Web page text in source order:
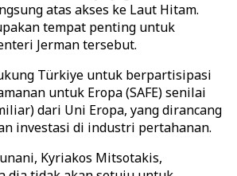
atas akses ke Laut Hitam.
tempat penting untuk
Jerman tersebut.
Türkiye untuk berpartisipasi
untuk Eropa (SAFE) senilai
dari Uni Eropa, yang dirancang
investasi di industri pertahanan.
Kyriakos Mitsotakis,